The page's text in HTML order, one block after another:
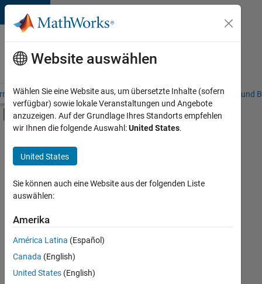
Weiter zum Inhalt
Karriere
bei
MathWorks
– Übersicht Stellensuche Niederlassungen Studierende und
Umschaltung für Off-Canvas-
Hauptinhalt
Information Technology
Education Sales
Inside Sales
Sales Operations
Finance and Operations
Human Resources
Büro- und Verwaltungsdienste
+6
Derzeit
es
keine
offenen
Stellen,
Website auswählen
Wählen Sie eine Website aus, um übersetzte Inhalte (sofern
verfügbar) sowie lokale Veranstaltungen und Angebote
anzuzeigen. Auf der Grundlage Ihres Standorts empfehlen
wir Ihnen die folgende Auswahl:United States.
United States
Sie können auch eine Website aus der folgenden Liste
auswählen:
Amerika
América Latina (Español)
Canada (English)
United States (English)